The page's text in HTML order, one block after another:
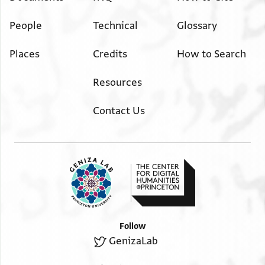
ועד עכשיו מ[ . . . . . . . . . . . . ] לי עלי מ אברהם בר
ובקי לי ענד [ . . . . . . . . . . . . . . . . . . . . ] דינאר ואחד
וכלתה עליה ואלדתי
מן טלב אלחלק אלדהב אלדי תמנהא דינר ואבריתה על [ .
. . . . . . . . . . . . . . .
ולם יבק לי ענדהמא ולא ל[ . . . . . . . . . . ] דהב ולא פצה
ול[ . . . . . . . . . . . . . . . .
משוה פרוטה ולעילא וא[ . . . . . . . ] איצא מן הדא [ . . . . .
בראה כאמלה [ . . ] ומן סא[יר] [ . . ]ית מן מוכל [ . . . . . . .
People
Places
Technical
Credits
Resources
Contact Us
Glossary
How to Search
Follow
GenizaLab